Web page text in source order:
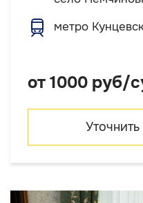
метро
от 1000 руб/